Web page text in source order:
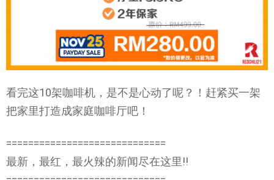
看完这10架咖啡机，是不是心动了呢？！赶紧买一架
把家里打造成家庭咖啡厅吧！
=============================
最新，最红，最火辣的新闻尽在这里!!